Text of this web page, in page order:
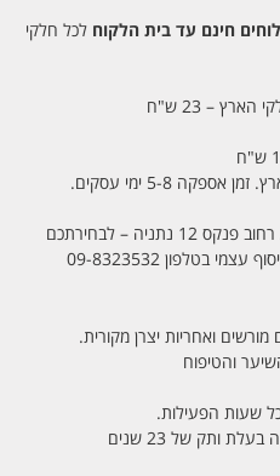
חינם עד בית הלקוח לכל חלקי
הארץ – 23 ש"ח
בטלפון 09-8323532
ואחריות יצרן מקורית.
שעות הפעילות.
ותק של 23 שנים